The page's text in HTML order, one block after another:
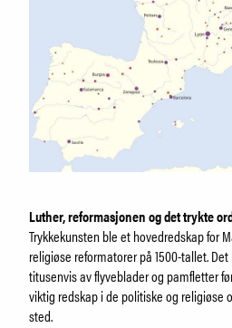
Luther, reformasjonen og det trykte
Trykkekunsten ble et hovedredskap for
religiøse reformatorer på 1500-tallet.
titusenvis av flyveblader og pamfletter
viktig redskap i de politiske og religiøse
sted.